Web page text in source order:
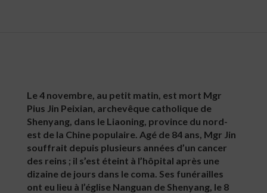
Le 4 novembre, au petit matin, est mort Mgr
Pius Jin Peixian, archevêque catholique de
Shenyang, dans le Liaoning, province du nord-
est de la Chine populaire. Agé de 84 ans, Mgr Jin
souffrait depuis plusieurs années d’un cancer
des reins ; il s’est éteint à l’hôpital après une
dizaine de jours dans le coma. Ses funérailles
ont eu lieu à l’église Nanguan de Shenyang, le 8